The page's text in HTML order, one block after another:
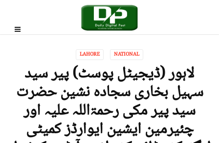
LAHORE NATIONAL
لاہور (ڈیجیٹل پوسٹ) پیر سید
سہیل بخاری سجادہ نشین حضرت
سید پیر مکی رحمۃاللہ علیہ اور
چئیرمین ایشین ایوارڈز کمیٹی